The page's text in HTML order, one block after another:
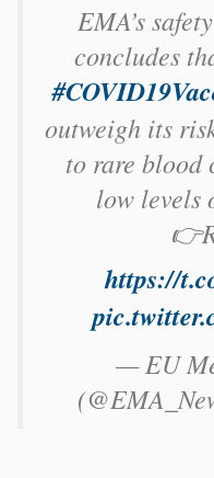
EMA’s
concludes
outweigh its
to rare blood
low levels
https://
— EU